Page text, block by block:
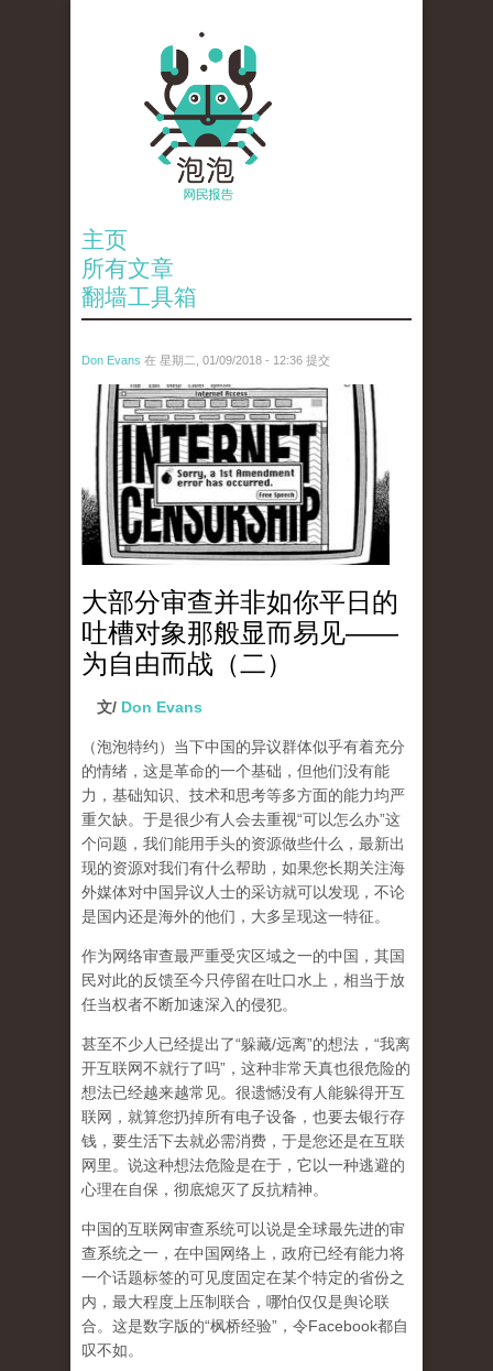
主页
所有文章
翻墙工具箱
Don Evans 在 星期二, 01/09/2018 - 12:36 提交
wechatimg866.jpeg
大部分审查并非如你平日的
吐槽对象那般显而易见——
为自由而战（二）
文/ Don Evans
（泡泡特约） 当下中国的异议群体似乎有着充分
的情绪，这是革命的一个基础，但他们没有能
力，基础知识、技术和思考等多方面的能力均严
重欠缺。于是很少有人会去重视“可以怎么办”这
个问题，我们能用手头的资源做些什么，最新出
现的资源对我们有什么帮助，如果您长期关注海
外媒体对中国异议人士的采访就可以发现，不论
是国内还是海外的他们，大多呈现这一特征。
作为网络审查最严重受灾区域之一的中国，其国
民对此的反馈至今只停留在吐口水上，相当于放
任当权者不断加速深入的侵犯。
甚至不少人已经提出了“躲藏/远离”的想法，“我离
开互联网不就行了吗”，这种非常天真也很危险的
想法已经越来越常见。很遗憾没有人能躲得开互
联网，就算您扔掉所有电子设备，也要去银行存
钱，要生活下去就必需消费，于是您还是在互联
网里。说这种想法危险是在于，它以一种逃避的
心理在自保，彻底熄灭了反抗精神。
中国的互联网审查系统可以说是全球最先进的审
查系统之一，在中国网络上，政府已经有能力将
一个话题标签的可见度固定在某个特定的省份之
内，最大程度上压制联合 ，哪怕仅仅是舆论联
合。这是数字版的“枫桥经验”，令Facebook都自
叹不如。